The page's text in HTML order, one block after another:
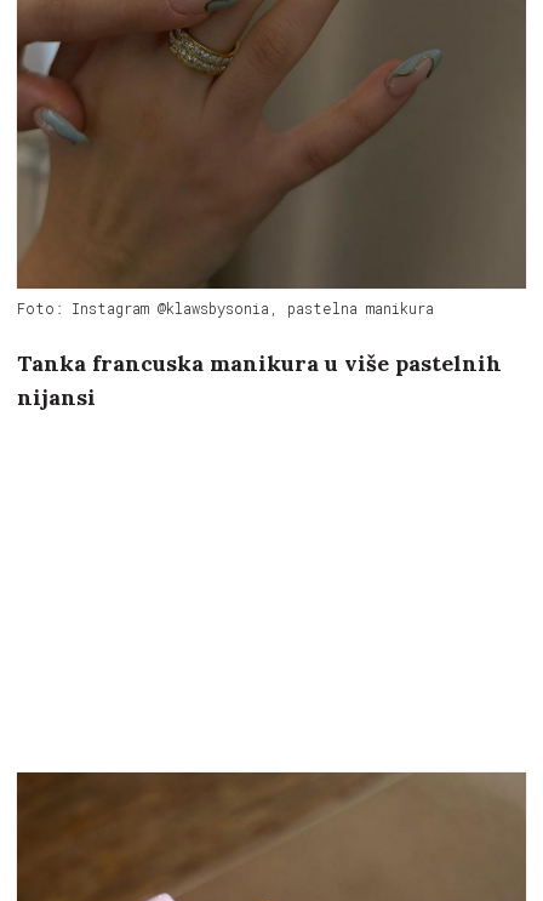
Foto: Instagram @klawsbysonia, pastelna manikura
Tanka francuska manikura u više pastelnih
nijansi